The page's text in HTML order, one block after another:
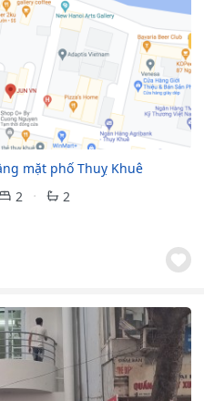
mặt phố Thuỵ Khuê
2
2